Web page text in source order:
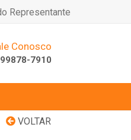
Representante
Conosco
7910
VOLTAR